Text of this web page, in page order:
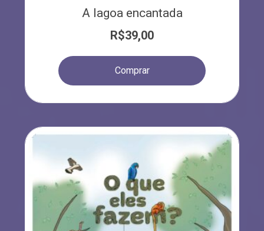
A lagoa encantada
R$39,00
Comprar